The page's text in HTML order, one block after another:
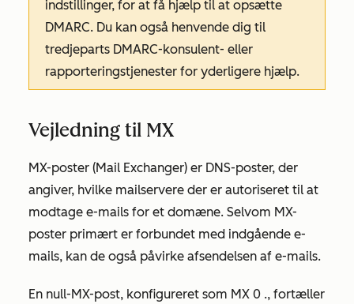
indstillinger, for at få hjælp til at opsætte
DMARC. Du kan også henvende dig til
tredjeparts DMARC-konsulent- eller
rapporteringstjenester for yderligere hjælp.
Vejledning til MX
MX-poster (Mail Exchanger) er DNS-poster, der
angiver, hvilke mailservere der er autoriseret til at
modtage e-mails for et domæne. Selvom MX-
poster primært er forbundet med indgående e-
mails, kan de også påvirke afsendelsen af e-mails.
En null-MX-post, konfigureret som MX 0 ., fortæller